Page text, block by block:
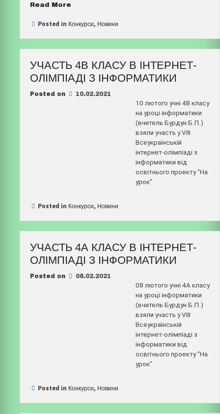
Read More
“Онлайн-
інтернету””
Posted in Конкурси, Новини
УЧАСТЬ 4В КЛАСУ В ІНТЕРНЕТ-
ОЛІМПІАДІ З ІНФОРМАТИКИ
Posted on 10.02.2021
10 лютого учні 4В класу
на уроці інформатики
(вчитель Бурдун Б.П.)
взяли участь у VIII
Всеукраїнській
інтернет-олімпіаді з
інформатики від
освітнього проекту “На
урок”
Posted in Конкурси, Новини
УЧАСТЬ 4А КЛАСУ В ІНТЕРНЕТ-
ОЛІМПІАДІ З ІНФОРМАТИКИ
Posted on 08.02.2021
08 лютого учні 4А класу
на уроці інформатики
(вчитель Бурдун Б.П.)
взяли участь у VIII
Всеукраїнській
інтернет-олімпіаді з
інформатики від
освітнього проекту “На
урок”
Posted in Конкурси, Новини